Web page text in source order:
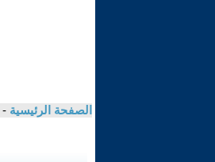
الصفحة الرئيسية -